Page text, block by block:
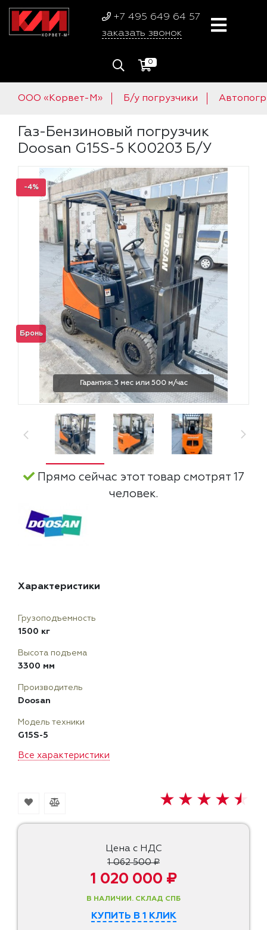
+7 495 649 64 57
заказать звонок
0
ООО «Корвет-М» Б/у погрузчики
Газ-Бензиновый погрузчик
Doosan G15S-5 K00203 Б/У
Цена с НДС
1 062 500 ₽
1 020 000 ₽
В НАЛИЧИИ. СКЛАД СПБ
КУПИТЬ В 1 КЛИК
Бронь
-4%
Гарантия: 3 мес или 500 м/час
Прямо сейчас этот товар смотрят 17
человек.
Характеристики
Все характеристики
Грузоподъемность
1500 кг
Высота подъема
3300 мм
Производитель
Doosan
Модель техники
G15S-5